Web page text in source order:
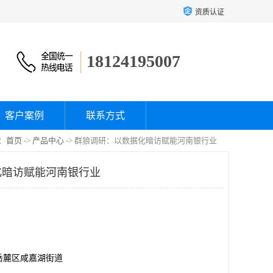
资质认证
18124195007
客户案例 联系方式
首页 -> 产品中心 -> 群狼调研：以数据化暗访赋能河南银行业
访赋能河南银行业
麓区咸嘉湖街道